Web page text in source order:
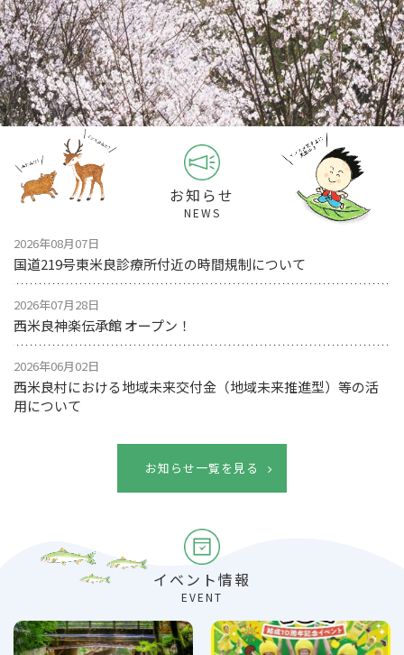
お知らせ
NEWS
2026年08月07日
国道219号東米良診療所付近の時間規制について
2026年07月28日
西米良神楽伝承館 オープン！
2026年06月02日
西米良村における地域未来交付金（地域未来推進型）等の活
用について
お知らせ一覧を見る
イベント情報
EVENT